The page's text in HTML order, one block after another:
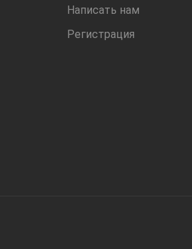
Написать нам
Регистрация